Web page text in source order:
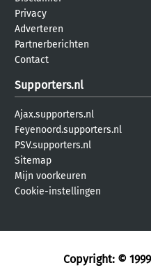
Privacy
Adverteren
Partnerberichten
Contact
Supporters.nl
Ajax.supporters.nl
Feyenoord.supporters.nl
PSV.supporters.nl
Sitemap
Mijn voorkeuren
Cookie-instellingen
Copyright: ©